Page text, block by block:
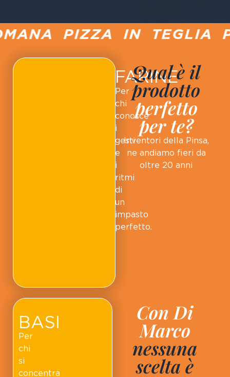
PIZZA IN TEGLIA
FARINE
Per
chi
conosce
i
gesti
e
i
ritmi
di
un
impasto
perfetto.
Qual è il
prodotto
perfetto
per te?
Inventori della Pinsa,
ne andiamo fieri da
oltre 20 anni
Con Di
Marco
nessuna
scelta è
BASI
Per
chi
si
concentra